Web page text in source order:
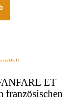
ET
französischen